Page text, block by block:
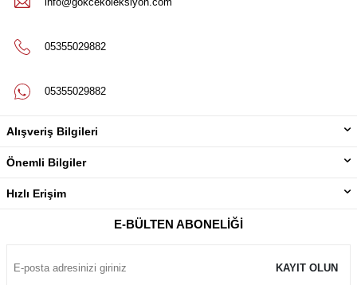
05355029882
05355029882
Alışveriş Bilgileri
Önemli Bilgiler
Hızlı Erişim
E-BÜLTEN ABONELIĞI
KAYIT OLUN